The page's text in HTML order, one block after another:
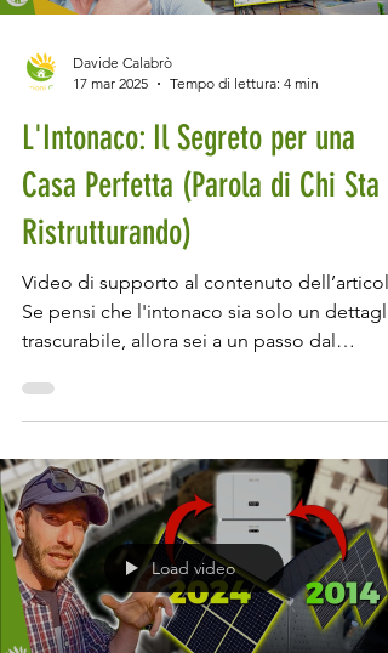
ai competitor? Scopriamolo
Davide Calabrò
17 mar 2025
Tempo di lettura: 4 min
L'Intonaco: Il Segreto per una
Casa Perfetta (Parola di Chi Sta
Ristrutturando)
Video di supporto al contenuto
Se pensi che l'intonaco sia solo un
negli anni a venire. Perché? Perché questo
strato, apparentemente banale, fa la
differenza tra una casa che dura e una che si
sfalda, tra un ambiente sano e uno pieno di
muffa. E lo dico con cognizione di causa:
ristrutturando casa e sono proprio nella
dell’intonaco. Dopo mesi tra demolizioni,
Load video